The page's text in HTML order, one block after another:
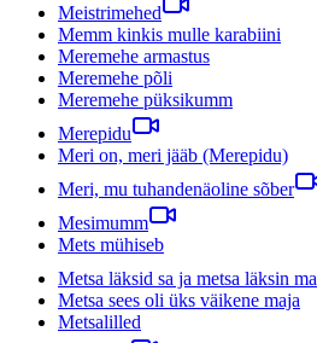
Meistrimehed
Memm kinkis mulle karabiini
Meremehe armastus
Meremehe põli
Meremehe püksikumm
Merepidu
Meri on, meri jääb (Merepidu)
Meri, mu tuhandenäoline sõber
Mesimumm
Mets mühiseb
Metsa läksid sa ja metsa läksin ma
Metsa sees oli üks väikene maja
Metsalilled